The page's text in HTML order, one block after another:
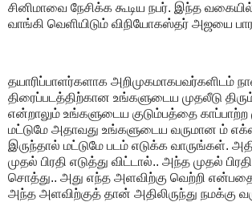
சினிமாவை நேசிக்க கூடிய நபர். இந்த
வாங்கி வெளியிடும் விநியோகஸ்தர் அஜயை
தயாரிப்பாளர்களாக அறிமுகமாகபவர்களிடம்
திரைப்படத்திற்கான உங்களுடைய முதலீடு
என்றாலும் உங்களுடைய குடும்பத்தை காப்பாற்ற
மட்டுமே அதாவது உங்களுடைய வருமான ம்
இருந்தால் மட்டுமே படம் எடுக்க வாருங்கள்.
முதல் பிரதி எடுத்து விட்டால்.. அந்த முதல்
சொத்து.. அது எந்த அளவிற்கு வெற்றி
அந்த அளவிற்குத் தான் அதிலிருந்து நமக்கு